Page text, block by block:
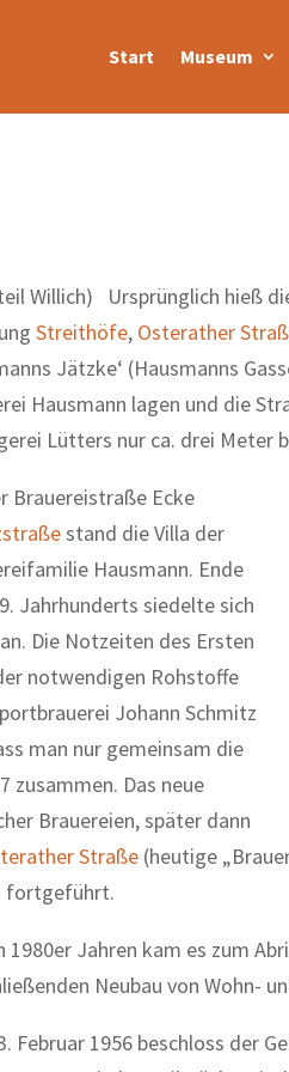
Start Museum
Willich) Ursprünglich hieß
Streithöfe, Osterather
Jätzke‘ (Hausmanns
Hausmann lagen und die
Lütters nur ca. drei Meter
Brauereistraße Ecke
stand die Villa der
Hausmann. Ende
Jahrhunderts siedelte sich
Die Notzeiten des Ersten
notwendigen Rohstoffe
Johann Schmitz
man nur gemeinsam die
zusammen. Das neue
Brauereien, später dann
Straße(heutige
fortgeführt.
1980er Jahren kam es zum
Neubau von Wohn-
Februar 1956 beschloss der